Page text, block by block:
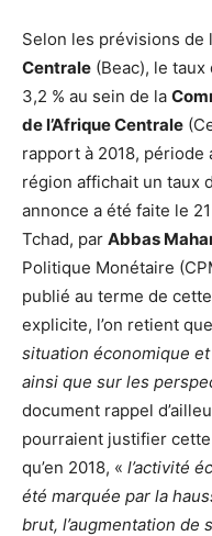
Selon les prévisions de
Centrale (Beac), le
3,2 % au sein de la
de l’Afrique Centrale
rapport à 2018,
région affichait un taux
annonce a été faite le
Tchad, par Abbas
Politique Monétaire
publié au terme de
explicite, l’on retient
situation économique
ainsi que sur les
document rappel
pourraient justifier
qu’en 2018, « l’activité
été marquée par la
brut, l’augmentation de